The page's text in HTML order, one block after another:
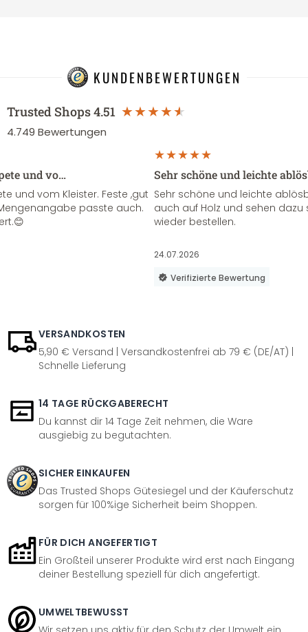
KUNDENBEWERTUNGEN
Trusted Shops4.51
4.749 Bewertungen
und vo…
und vom Kleister. Feste ,gut
passte auch.
Sehr schöne und leichte
Sehr schöne und leichte
auch auf Holz und sehen
wieder bestellen.
24.07.2026
Verifizierte Bewertung
VERSANDKOSTEN
5,90 € Versand | Versandkostenfrei ab 79 € (DE/AT) |
Schnelle Lieferung
14 TAGE RÜCKGABERECHT
Du kannst dir 14 Tage Zeit nehmen, die Ware
ausgiebig zu begutachten.
SICHER EINKAUFEN
Das Trusted Shops Gütesiegel und der Käuferschutz
sorgen für 100%ige Sicherheit beim Shoppen.
FÜR DICH ANGEFERTIGT
Ein Großteil unserer Produkte wird erst nach Eingang
deiner Bestellung speziell für dich angefertigt.
UMWELTBEWUSST